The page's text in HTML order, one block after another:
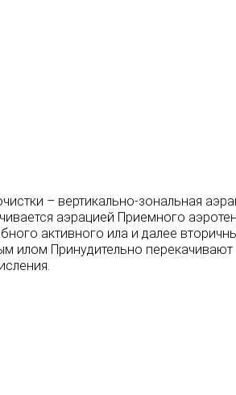
– вертикально-зональная
аэрацией Приемного
активного ила и далее
илом Принудительно